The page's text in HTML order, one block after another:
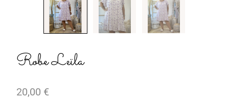
Robe Leïla
20,00 €